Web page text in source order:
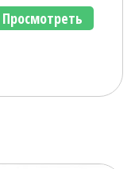
Просмотреть